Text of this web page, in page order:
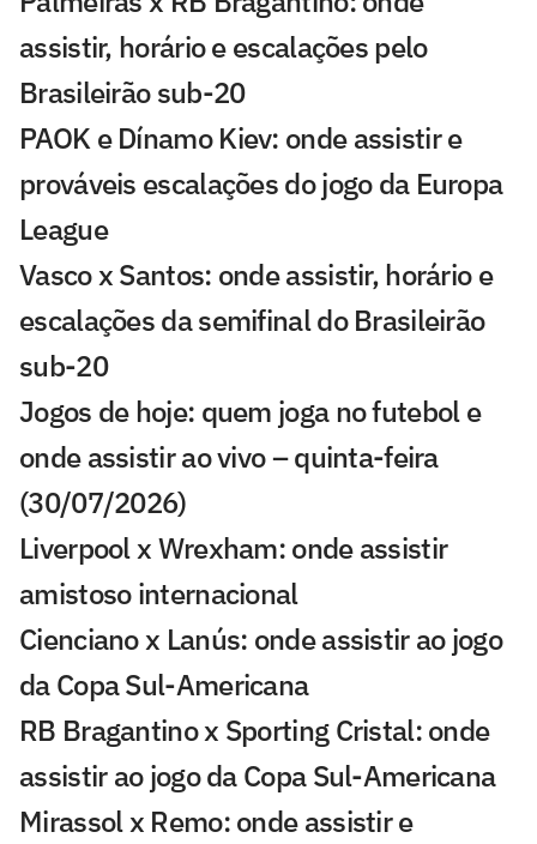
assistir, horário e escalações pelo
Brasileirão sub-20
PAOK e Dínamo Kiev: onde assistir e
prováveis escalações do jogo da Europa
League
Vasco x Santos: onde assistir, horário e
escalações da semifinal do Brasileirão
sub-20
Jogos de hoje: quem joga no futebol e
onde assistir ao vivo – quinta-feira
(30/07/2026)
Liverpool x Wrexham: onde assistir
amistoso internacional
Cienciano x Lanús: onde assistir ao jogo
da Copa Sul-Americana
RB Bragantino x Sporting Cristal: onde
assistir ao jogo da Copa Sul-Americana
Mirassol x Remo: onde assistir e